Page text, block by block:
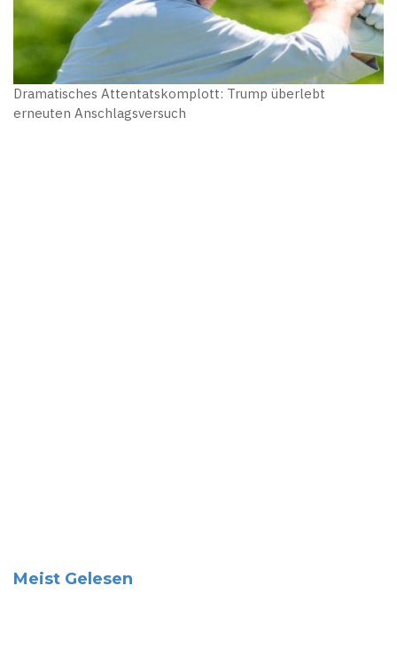
Dramatisches Attentatskomplott: Trump überlebt
erneuten Anschlagsversuch
Meist Gelesen